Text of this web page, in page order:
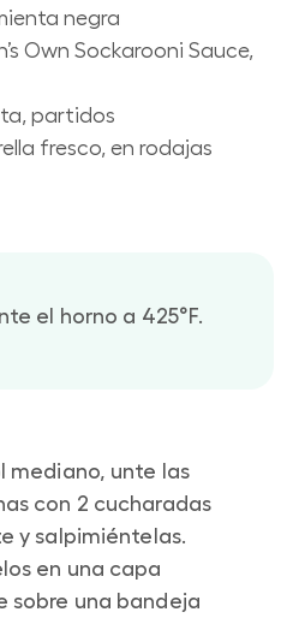
negra
Own Sockarooni Sauce,
partidos
fresco, en rodajas
el horno a 425°F.
mediano, unte las
con 2 cucharadas
y salpimiéntelas.
en una capa
sobre una bandeja